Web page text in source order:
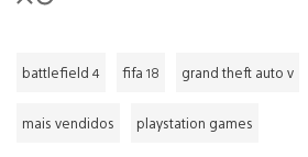
battlefield 4 fifa 18 grand theft auto v
mais vendidos playstation games